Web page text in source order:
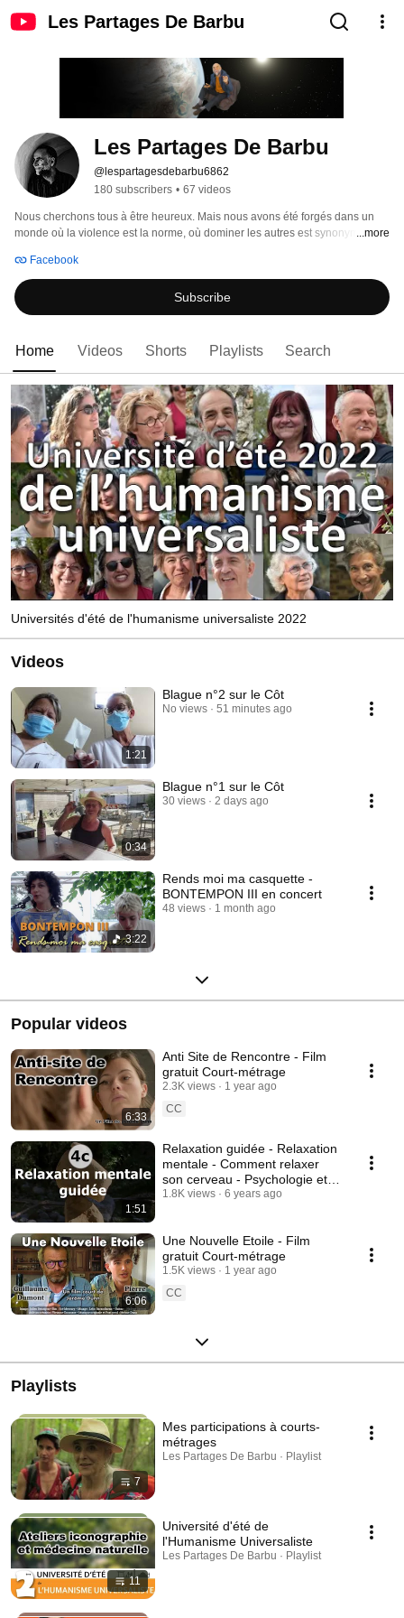
Les Partages De Barbu
Les Partages De Barbu
@lespartagesdebarbu6862
180 subscribers • 67 videos
Nous cherchons tous à être heureux. Mais nous avons été forgés dans un
monde où la violence est la norme, où dominer les autres est synonyme de
...more
Facebook
Subscribe
Home Videos Shorts Playlists Search
Universités d'été de l'humanisme universaliste 2022
Videos
1:21
Blague n°2 sur le Côt
No views 51 minutes ago
0:34
Blague n°1 sur le Côt
30 views 2 days ago
3:22
Rends moi ma casquette -
BONTEMPON III en concert
48 views 1 month ago
Popular videos
6:33
Anti Site de Rencontre - Film
gratuit Court-métrage
2.3K views
1 year ago
CC
1:51
Relaxation guidée - Relaxation
mentale - Comment relaxer
son cerveau - Psychologie et
libération #4c
1.8K views 6 years ago
6:06
Une Nouvelle Etoile - Film
gratuit Court-métrage
1.5K views
1 year ago
CC
Playlists
7
Mes participations à courts-
métrages
Les Partages De Barbu · Playlist
11
Université d'été de
l'Humanisme Universaliste
Les Partages De Barbu · Playlist